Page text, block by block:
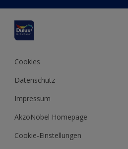
Produkte
Inspirationen
Tipps
Molto
Xyladecor
Cookies
Datenschutz
Impressum
AkzoNobel Homepage
Cookie-Einstellungen